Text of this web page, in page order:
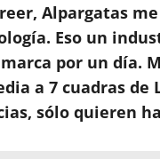
Alpargatas
Eso un
por un día.
a 7 cuadras
sólo quieren